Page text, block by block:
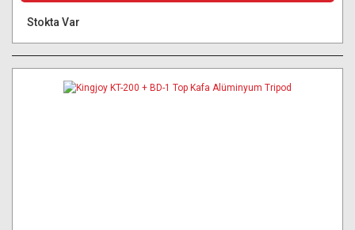
Stokta Var